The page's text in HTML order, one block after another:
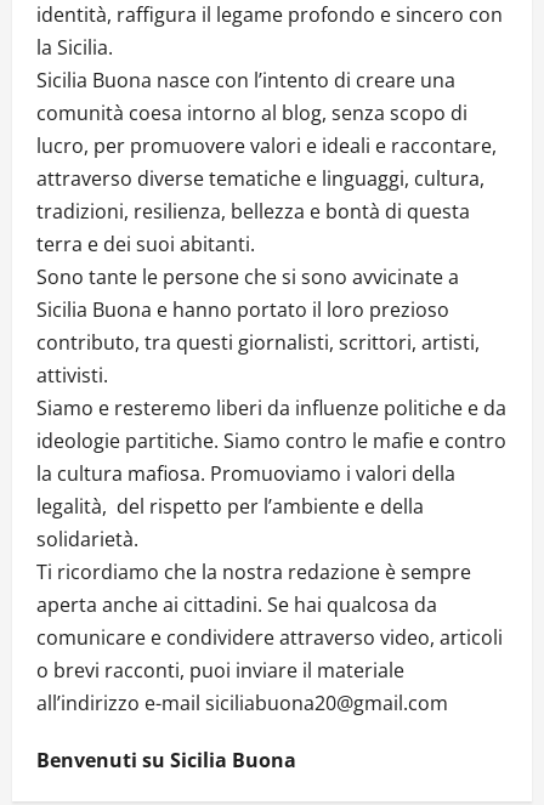
identità, raffigura il legame profondo e sincero con
la Sicilia.
Sicilia Buona nasce con l’intento di creare una
comunità coesa intorno al blog, senza scopo di
lucro, per promuovere valori e ideali e raccontare,
attraverso diverse tematiche e linguaggi, cultura,
tradizioni, resilienza, bellezza e bontà di questa
terra e dei suoi abitanti.
Sono tante le persone che si sono avvicinate a
Sicilia Buona e hanno portato il loro prezioso
contributo, tra questi giornalisti, scrittori, artisti,
attivisti.
Siamo e resteremo liberi da influenze politiche e da
ideologie partitiche. Siamo contro le mafie e contro
la cultura mafiosa. Promuoviamo i valori della
legalità, del rispetto per l’ambiente e della
solidarietà.
Ti ricordiamo che la nostra redazione è sempre
aperta anche ai cittadini. Se hai qualcosa da
comunicare e condividere attraverso video, articoli
o brevi racconti, puoi inviare il materiale
all’indirizzo e-mail siciliabuona20@gmail.com
Benvenuti su Sicilia Buona